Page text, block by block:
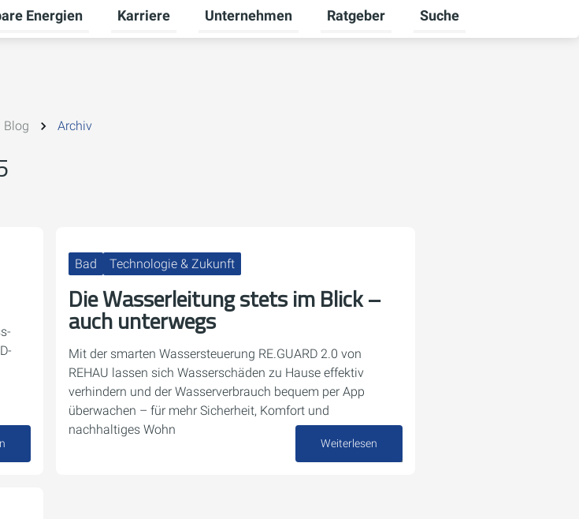
umschalten
für Privatkunden umschalten
Energien
Untermenü für Erneuerbare Energien umschalten
Karriere
Untermenü für Karriere umschalten
Unternehmen
Untermenü für Unternehmen umschalten
Ratgeber
Untermenü für Ratgeber
Suche
Blog Archiv
2025
Bad Technologie & Zukunft
Die Wasserleitung stets im Blick –
auch unterwegs
Mit der smarten Wassersteuerung RE.GUARD 2.0 von
REHAU lassen sich Wasserschäden zu Hause effektiv
verhindern und der Wasserverbrauch bequem per App
überwachen – für mehr Sicherheit, Komfort und
nachhaltiges Wohn
Weiterlesen